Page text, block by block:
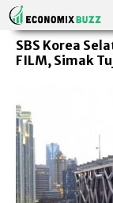
SBS Korea
FILM, Simak